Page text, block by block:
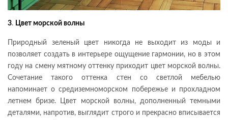
3. Цвет морской волны
Природный зеленый цвет никогда не выходит из моды и
позволяет создать в интерьере ощущение гармонии, но в этом
году на смену мятному оттенку приходит цвет морской волны.
Сочетание такого оттенка стен со светлой мебелью
напоминает о средиземноморском побережье и прохладном
летнем бризе. Цвет морской волны, дополненный темными
деталями, напротив, выглядит строго и прекрасно вписывается